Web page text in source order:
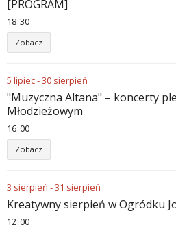
[PROGRAM]
18 30
Zobacz
5 lipiec-30 sierpień
"Muzyczna Altana" – koncerty
Młodzieżowym
16 00
Zobacz
3 sierpień -31 sierpień
Kreatywny sierpień w Ogródku
12 00